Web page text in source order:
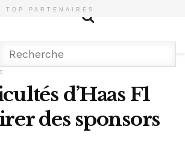
TOP PARTENAIRES
d’Haas F1
des sponsors